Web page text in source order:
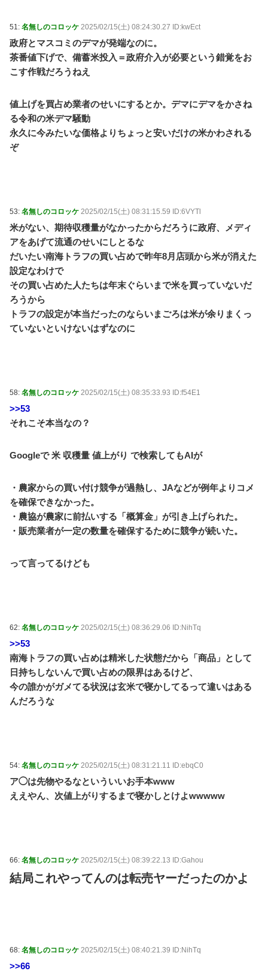
51: 名無しのコロッケ 2025/02/15(土) 08:24:30.27 ID:kwEct
政府とマスコミのデマが発端なのに。
茶番値下げで、備蓄米投入＝政府介入が必要という錯覚をお
こす作戦だろうねえ
値上げを買占め業者のせいにするとか。デマにデマをかさね
る令和の米デマ騒動
永久に今みたいな価格よりちょっと安いだけの米かわされる
ぞ
53: 名無しのコロッケ 2025/02/15(土) 08:31:15.59 ID:6VYTl
米がない、期待収穫量がなかったからだろうに政府、メディ
アをあげて流通のせいにしとるな
だいたい南海トラフの買い占めで昨年8月店頭から米が消えた
設定なわけで
その買い占めた人たちは年末ぐらいまで米を買っていないだ
ろうから
トラフの設定が本当だったのならいまごろは米が余りまくっ
ていないといけないはずなのに
58: 名無しのコロッケ 2025/02/15(土) 08:35:33.93 ID:f54E1
>>53
それこそ本当なの？
Googleで 米 収穫量 値上がり で検索してもAIが
・農家からの買い付け競争が過熱し、JAなどが例年よりコメ
を確保できなかった。
・農協が農家に前払いする「概算金」が引き上げられた。
・販売業者が一定の数量を確保するために競争が続いた。
って言ってるけども
62: 名無しのコロッケ 2025/02/15(土) 08:36:29.06 ID:NihTq
>>53
南海トラフの買い占めは精米した状態だから「商品」として
日持ちしないんで買い占めの限界はあるけど、
今の誰かがガメてる状況は玄米で寝かしてるって違いはある
んだろうな
54: 名無しのコロッケ 2025/02/15(土) 08:31:21.11 ID:ebqC0
ア◯は先物やるなといういいお手本www
ええやん、次値上がりするまで寝かしとけよwwwww
66: 名無しのコロッケ 2025/02/15(土) 08:39:22.13 ID:Gahou
結局これやってんのは転売ヤーだったのかよ
68: 名無しのコロッケ 2025/02/15(土) 08:40:21.39 ID:NihTq
>>66